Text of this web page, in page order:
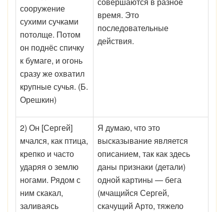
сооружение
сухими сучками
потолще. Потом
он поднёс спичку
к бумаге, и огонь
сразу же охватил
крупные сучья. (Б.
Орешкин)
время. Это
последовательные
действия.
2) Он [Сергей]
мчался, как птица,
крепко и часто
ударяя о землю
ногами. Рядом с
ним скакал,
заливаясь
Я думаю, что это
высказывание является
описанием, так как здесь
даны признаки (детали)
одной картины — бега
(мчащийся Сергей,
скачущий Арто, тяжело